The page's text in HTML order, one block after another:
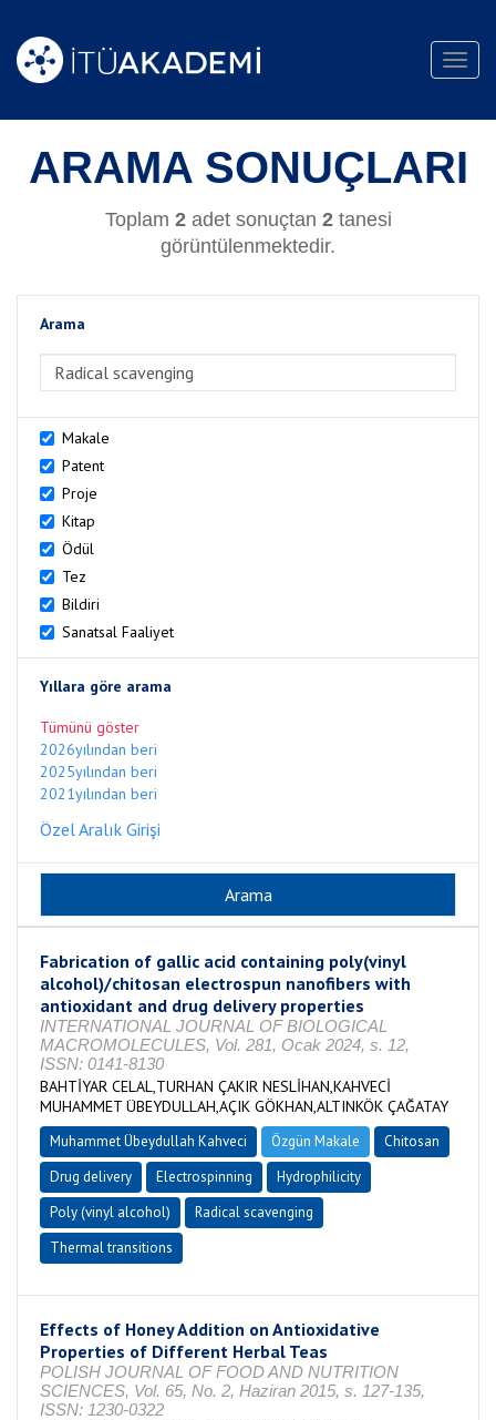
ARAMA SONUÇLARI
Toplam 2adet sonuçtan 2tanesi
görüntülenmektedir.
Arama
Makale
Patent
Proje
Kitap
Ödül
Tez
Bildiri
Sanatsal Faaliyet
Yıllara göre arama
Tümünü göster
2026yılından beri
2025yılından beri
2021yılından beri
Özel Aralık Girişi
Fabrication of gallic acid containing poly(vinyl
alcohol)/chitosan electrospun nanofibers with
antioxidant and drug delivery properties
INTERNATIONAL JOURNAL OF BIOLOGICAL
MACROMOLECULES, Vol. 281, Ocak 2024, s. 12,
ISSN: 0141-8130
BAHTİYAR CELAL,TURHAN ÇAKIR NESLİHAN,KAHVECİ
MUHAMMET ÜBEYDULLAH,AÇIK GÖKHAN,ALTINKÖK ÇAĞATAY
Muhammet Übeydullah Kahveci Özgün Makale
Chitosan
Drug delivery
Electrospinning
Hydrophilicity
Poly (vinyl alcohol)
Radical scavenging
Thermal transitions
Effects of Honey Addition on Antioxidative
Properties of Different Herbal Teas
POLISH JOURNAL OF FOOD AND NUTRITION
SCIENCES, Vol. 65, No. 2, Haziran 2015, s. 127-135,
ISSN: 1230-0322